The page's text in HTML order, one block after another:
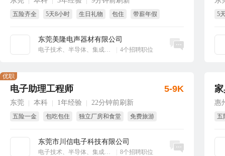
五险齐全 5天8小时 生日礼物 包住 带薪年假
东莞美隆电声器材有限公司
电子技术、半导体、集成电路 4个招聘职位
立即沟通
5
电子助理工程师
东莞 本科 1年经验 22分钟前刷新
五险一金 包吃包住 独立厂房和食堂
免费旅游
东莞市川信电子科技有限公司
电子技术、半导体、集成电路 8个招聘职位
优职
5-9K
立即沟通
惠
五